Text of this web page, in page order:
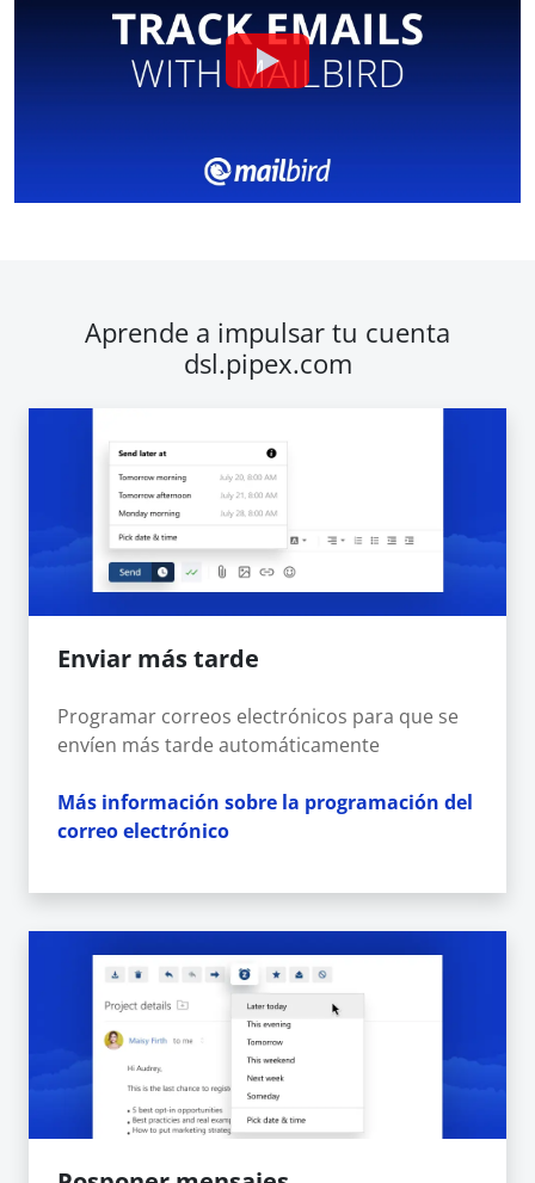
Aprende a impulsar tu cuenta
dsl.pipex.com
Enviar más tarde
Programar correos electrónicos para que se
envíen más tarde automáticamente
Más información sobre la programación del
correo electrónico